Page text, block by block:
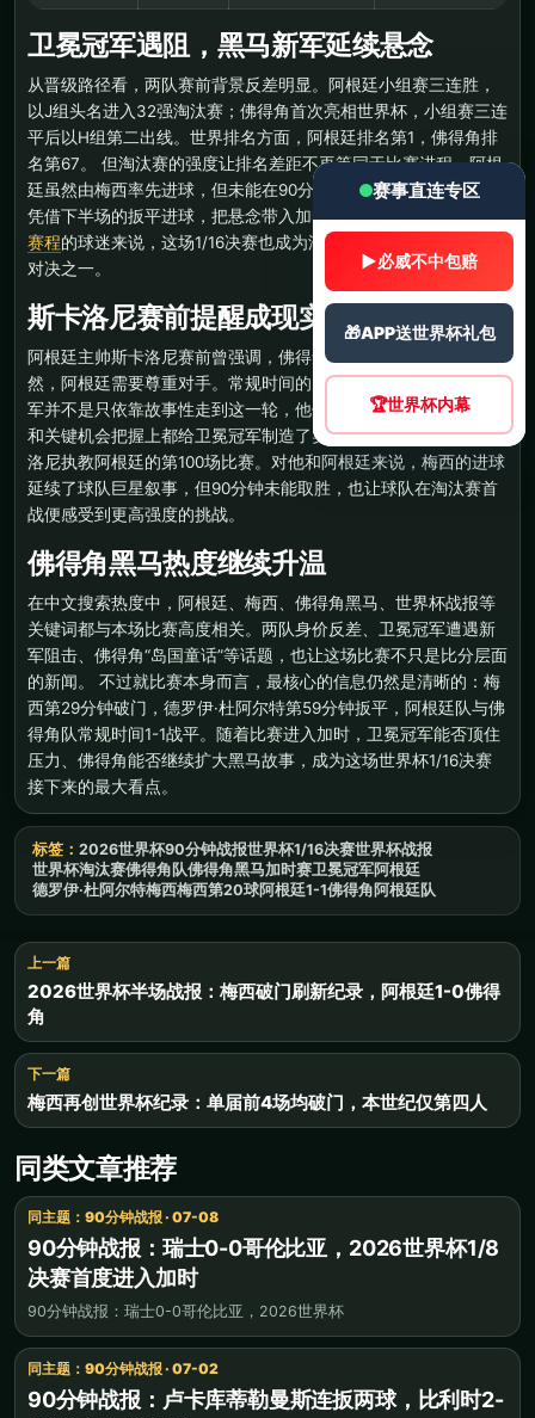
卫冕冠军遇阻，黑马新军延续悬念
从晋级路径看，两队赛前背景反差明显。阿根廷小组赛三连胜，
以J组头名进入32强淘汰赛；佛得角首次亮相世界杯，小组赛三连
平后以H组第二出线。世界排名方面，阿根廷排名第1，佛得角排
名第67。 但淘汰赛的强度让排名差距不再等同于比赛进程。阿根
廷虽然由梅西率先进球，但未能在90分钟内终结比赛；佛得角则
凭借下半场的扳平进球，把悬念带入加时。对于关注世界杯完整
赛程的球迷来说，这场1/16决赛也成为淘汰赛阶段最具戏剧性的
对决之一。
斯卡洛尼赛前提醒成现实
阿根廷主帅斯卡洛尼赛前曾强调，佛得角能够进入淘汰赛绝非偶
然，阿根廷需要尊重对手。常规时间的走势证明，这支世界杯新
军并不是只依靠故事性走到这一轮，他们在防守韧性、比赛耐心
和关键机会把握上都给卫冕冠军制造了实际压力。 本场也是斯卡
洛尼执教阿根廷的第100场比赛。对他和阿根廷来说，梅西的进球
延续了球队巨星叙事，但90分钟未能取胜，也让球队在淘汰赛首
战便感受到更高强度的挑战。
佛得角黑马热度继续升温
在中文搜索热度中，阿根廷、梅西、佛得角黑马、世界杯战报等
关键词都与本场比赛高度相关。两队身价反差、卫冕冠军遭遇新
军阻击、佛得角“岛国童话”等话题，也让这场比赛不只是比分层面
的新闻。 不过就比赛本身而言，最核心的信息仍然是清晰的：梅
西第29分钟破门，德罗伊·杜阿尔特第59分钟扳平，阿根廷队与佛
得角队常规时间1-1战平。随着比赛进入加时，卫冕冠军能否顶住
压力、佛得角能否继续扩大黑马故事，成为这场世界杯1/16决赛
接下来的最大看点。
标签： 2026世界杯90分钟战报世界杯1/16决赛世界杯战报
世界杯淘汰赛佛得角队佛得角黑马加时赛卫冕冠军阿根廷
德罗伊·杜阿尔特梅西梅西第20球阿根廷1-1佛得角 阿根廷队
上一篇
2026世界杯半场战报：梅西破门刷新纪录，阿根廷1-0佛得
角
下一篇
梅西再创世界杯纪录：单届前4场均破门，本世纪仅第四人
同类文章推荐
同主题：90分钟战报 · 07-08
90分钟战报：瑞士0-0哥伦比亚，2026世界杯1/8
决赛首度进入加时
90分钟战报：瑞士0-0哥伦比亚，2026世界杯
同主题：90分钟战报 · 07-02
90分钟战报：卢卡库蒂勒曼斯连扳两球，比利时2-
赛事直连专区
▶必威不中包赔
🎁APP送世界杯礼包
🏆世界杯内幕